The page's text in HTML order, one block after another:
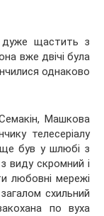
дуже щастить з
вже двічі була
однаково
Машкова
телесеріалу
був у шлюбі з
виду скромний і
любовні мережі
схильний
по вуха